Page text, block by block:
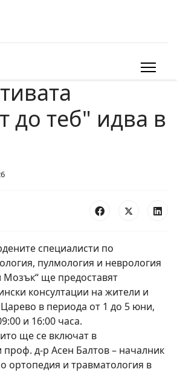
до теб" идва в
специалисти по
пулмология и неврология
ще предоставят
консултации на жители и
в периода от 1 до 5 юни,
и 16:00 часа.
ще се включат в
проф. д-р Асен Балтов – началник
ортопедия и травматология в